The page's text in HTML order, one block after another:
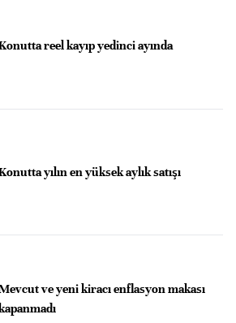
reel kayıp yedinci ayında
yılın en yüksek aylık satışı
ve yeni kiracı enflasyon makası